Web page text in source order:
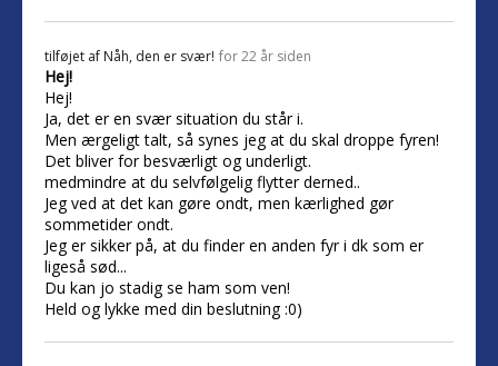
tilføjet af Nåh, den er svær! for 22 år siden
Hej!
Hej!
Ja, det er en svær situation du står i.
Men ærgeligt talt, så synes jeg at du skal droppe fyren!
Det bliver for besværligt og underligt.
medmindre at du selvfølgelig flytter derned..
Jeg ved at det kan gøre ondt, men kærlighed gør
sommetider ondt.
Jeg er sikker på, at du finder en anden fyr i dk som er
ligeså sød...
Du kan jo stadig se ham som ven!
Held og lykke med din beslutning :0)